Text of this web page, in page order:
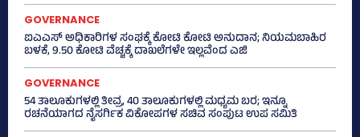
GOVERNANCE
ಐಎಎಸ್‌ ಅಧಿಕಾರಿಗಳ ಸಂಘಕ್ಕೆ ಕೋಟಿ ಕೋಟಿ ಅನುದಾನ; ನಿಯಮಬಾಹಿರ
ಬಳಕೆ, 9.50 ಕೋಟಿ ವೆಚ್ಚಕ್ಕೆ ದಾಖಲೆಗಳೇ ಇಲ್ಲವೆಂದ ಎಜಿ
GOVERNANCE
54 ತಾಲೂಕುಗಳಲ್ಲಿ ತೀವ್ರ, 40 ತಾಲೂಕುಗಳಲ್ಲಿ ಮಧ್ಯಮ ಬರ; ಇನ್ನೂ
ರಚನೆಯಾಗದ ನೈಸರ್ಗಿಕ ವಿಕೋಪಗಳ ಸಚಿವ ಸಂಪುಟ ಉಪ ಸಮಿತಿ